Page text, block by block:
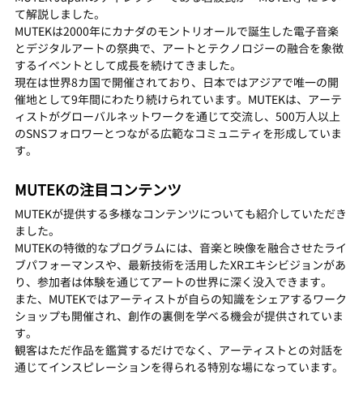
て解説しました。
MUTEKは2000年にカナダのモントリオールで誕生した電子音楽
とデジタルアートの祭典で、アートとテクノロジーの融合を象徴
するイベントとして成長を続けてきました。
現在は世界8カ国で開催されており、日本ではアジアで唯一の開
催地として9年間にわたり続けられています。MUTEKは、アーテ
ィストがグローバルネットワークを通じて交流し、500万人以上
のSNSフォロワーとつながる広範なコミュニティを形成していま
す。
MUTEKの注目コンテンツ
MUTEKが提供する多様なコンテンツについても紹介していただき
ました。
MUTEKの特徴的なプログラムには、音楽と映像を融合させたライ
ブパフォーマンスや、最新技術を活用したXRエキシビジョンがあ
り、参加者は体験を通じてアートの世界に深く没入できます。
また、MUTEKではアーティストが自らの知識をシェアするワーク
ショップも開催され、創作の裏側を学べる機会が提供されていま
す。
観客はただ作品を鑑賞するだけでなく、アーティストとの対話を
通じてインスピレーションを得られる特別な場になっています。